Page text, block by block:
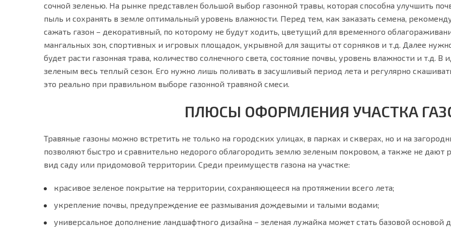
сочной зеленью. На рынке представлен большой выбор газонной травы, которая способна улучшить
пыль и сохранять в земле оптимальный уровень влажности. Перед тем, как заказать семена,
сажать газон – декоративный, по которому не будут ходить, цветущий для временного
мангальных зон, спортивных и игровых площадок, укрывной для защиты от сорняков и т.д. Далее
будет расти газонная трава, количество солнечного света, состояние почвы, уровень влажности и т.д. В
зеленым весь теплый сезон. Его нужно лишь поливать в засушливый период лета и регулярно
это реально при правильном выборе газонной травяной смеси.
ПЛЮСЫ ОФОРМЛЕНИЯ УЧАСТКА
Травяные газоны можно встретить не только на городских улицах, в парках и скверах, но и на
позволяют быстро и сравнительно недорого облагородить землю зеленым покровом, а также не дают
вид саду или придомовой территории. Среди преимуществ газона на участке:
красивое зеленое покрытие на территории, сохраняющееся на протяжении всего лета;
укрепление почвы, предупреждение ее размывания дождевыми и талыми водами;
универсальное дополнение ландшафтного дизайна – зеленая лужайка может стать базовой